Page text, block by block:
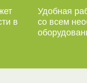
в
Удобная
со всем